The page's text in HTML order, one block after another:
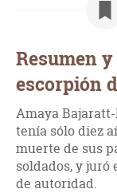
Resumen
escorpión
Amaya
tenía sólo diez
muerte de sus
soldados, y juró
de autoridad.